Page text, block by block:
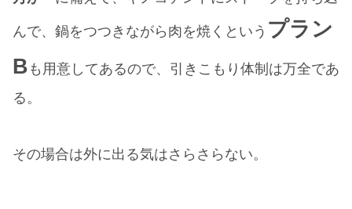
んで、鍋をつつきながら肉を焼くという プラン
B も用意してあるので、引きこもり体制は万全であ
る。
その場合は外に出る気はさらさらない。